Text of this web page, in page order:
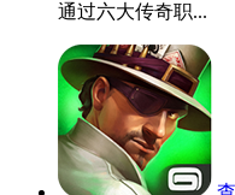
通过六大传奇职...